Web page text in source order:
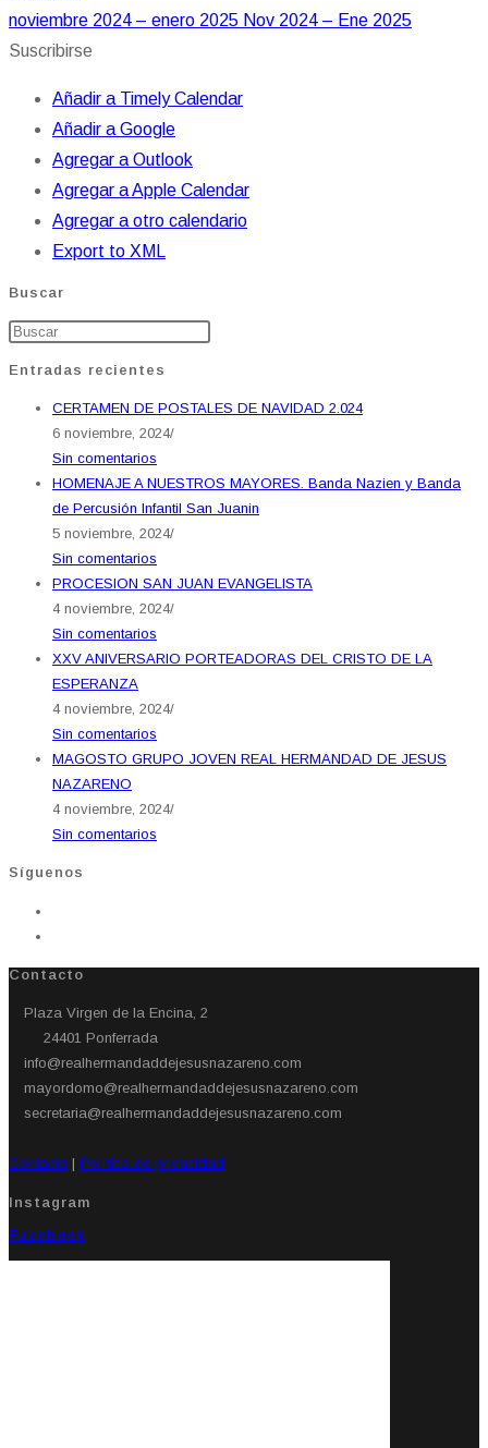
noviembre 2024 – enero 2025 Nov 2024 – Ene 2025
Suscribirse
Añadir a Timely Calendar
Añadir a Google
Agregar a Outlook
Agregar a Apple Calendar
Agregar a otro calendario
Export to XML
Buscar
Entradas recientes
CERTAMEN DE POSTALES DE NAVIDAD 2.024
6 noviembre, 2024/
Sin comentarios
HOMENAJE A NUESTROS MAYORES. Banda Nazien y Banda
de Percusión Infantil San Juanin
5 noviembre, 2024/
Sin comentarios
PROCESION SAN JUAN EVANGELISTA
4 noviembre, 2024/
Sin comentarios
XXV ANIVERSARIO PORTEADORAS DEL CRISTO DE LA
ESPERANZA
4 noviembre, 2024/
Sin comentarios
MAGOSTO GRUPO JOVEN REAL HERMANDAD DE JESUS
NAZARENO
4 noviembre, 2024/
Sin comentarios
Síguenos
Contacto
Plaza Virgen de la Encina, 2
24401 Ponferrada​
info@realhermandaddejesusnazareno.com
mayordomo@realhermandaddejesusnazareno.com
secretaria@realhermandaddejesusnazareno.com
Contacto | Política de privacidad
Instagram
Facebook